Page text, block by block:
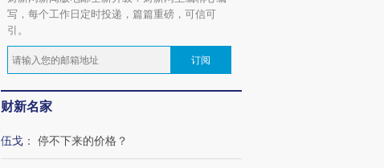
写，每个工作日定时投递，篇篇重磅，可信可
引。
订阅
财新名家
伍戈 ： 停不下来的价格？